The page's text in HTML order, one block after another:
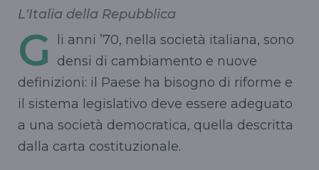
L'Italia della Repubblica
G
li anni ’70, nella società italiana, sono
densi di cambiamento e nuove
definizioni: il Paese ha bisogno di riforme e
il sistema legislativo deve essere adeguato
a una società democratica, quella descritta
dalla carta costituzionale.